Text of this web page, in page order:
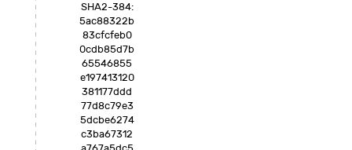
SHA2-384:
5ac88322b
83cfcfeb0
0cdb85d7b
65546855
e197413120
381177ddd
77d8c79e3
5dcbe6274
c3ba67312